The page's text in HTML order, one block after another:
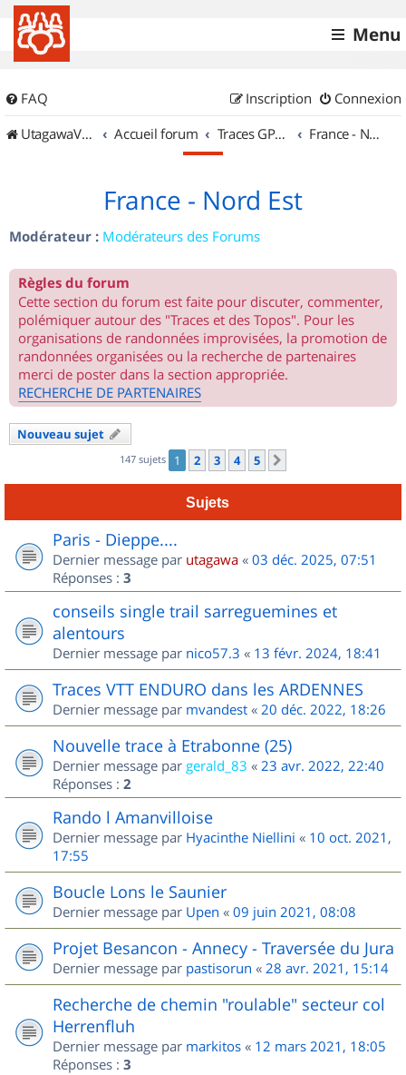
Menu
FAQ Connexion
Inscription
UtagawaVTT (Randos VTT et VTTAE avec traces GPS)
Accueil forum Traces GPS de randos VTT France - Nord Est
France - Nord Est
Modérateur : Modérateurs des Forums
Règles du forum
Cette section du forum est faite pour discuter, commenter,
polémiquer autour des "Traces et des Topos". Pour les
organisations de randonnées improvisées, la promotion de
randonnées organisées ou la recherche de partenaires
merci de poster dans la section appropriée.
RECHERCHE DE PARTENAIRES
Nouveau sujet
147 sujets 1 2 3 4 5
Sujets
Paris - Dieppe....
Dernier message par utagawa « 03 déc. 2025, 07:51
Réponses : 3
conseils single trail sarreguemines et
alentours
Dernier message par nico57.3 « 13 févr. 2024, 18:41
Traces VTT ENDURO dans les ARDENNES
Dernier message par mvandest « 20 déc. 2022, 18:26
Nouvelle trace à Etrabonne (25)
Dernier message par gerald_83 « 23 avr. 2022, 22:40
Réponses : 2
Rando l Amanvilloise
Dernier message par Hyacinthe Niellini « 10 oct. 2021,
17:55
Boucle Lons le Saunier
Dernier message par Upen « 09 juin 2021, 08:08
Projet Besancon - Annecy - Traversée du Jura
Dernier message par pastisorun « 28 avr. 2021, 15:14
Recherche de chemin "roulable" secteur col
Herrenfluh
Dernier message par markitos « 12 mars 2021, 18:05
Réponses : 3